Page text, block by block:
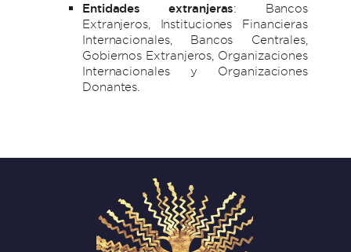
Entidades extranjeras: Bancos
Extranjeros, Instituciones Financieras
Internacionales, Bancos Centrales,
Gobiernos Extranjeros, Organizaciones
Internacionales y Organizaciones
Donantes.